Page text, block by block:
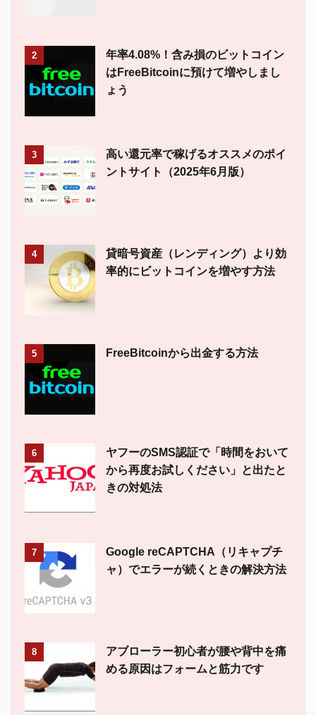
2
年率4.08%！含み損のビットコイン
はFreeBitcoinに預けて増やしまし
ょう
3
高い還元率で稼げるオススメのポイ
ントサイト（2025年6月版）
4
貸暗号資産（レンディング）より効
率的にビットコインを増やす方法
5 FreeBitcoinから出金する方法
6
ヤフーのSMS認証で「時間をおいて
から再度お試しください」と出たと
きの対処法
7
Google reCAPTCHA（リキャプチ
ャ）でエラーが続くときの解決方法
8
アブローラー初心者が腰や背中を痛
める原因はフォームと筋力です